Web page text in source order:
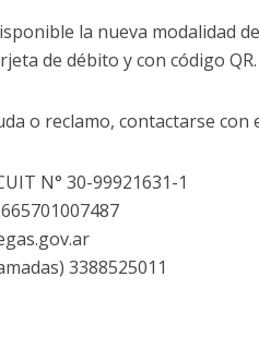
la nueva modalidad
de débito y con código QR.
o reclamo, contactarse con
N° 30-99921631-1
3388525011